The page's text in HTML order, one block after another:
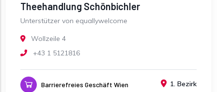
Theehandlung Schönbichler
Unterstützer von equallywelcome
Wollzeile 4
+43 1 5121816
Barrierefreies Geschäft Wien 1. Bezirk